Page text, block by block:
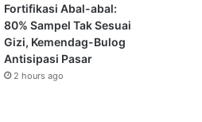
Fortifikasi Abal-abal:
80% Sampel Tak Sesuai
Gizi, Kemendag-Bulog
Antisipasi Pasar
2 hours ago